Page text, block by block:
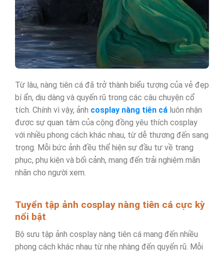
Từ lâu, nàng tiên cá đã trở thành biểu tượng của vẻ đẹp
bí ẩn, dịu dàng và quyến rũ trong các câu chuyện cổ
tích. Chính vì vậy, ảnh cosplay nàng tiên cáluôn nhận
được sự quan tâm của cộng đồng yêu thích cosplay
với nhiều phong cách khác nhau, từ dễ thương đến sang
trọng. Mỗi bức ảnh đều thể hiện sự đầu tư về trang
phục, phụ kiện và bối cảnh, mang đến trải nghiệm mãn
nhãn cho người xem.
Tuyển tập ảnh cosplay nàng tiên cá cực kỳ
nổi bật
Bộ sưu tập ảnh cosplay nàng tiên cá mang đến nhiều
phong cách khác nhau từ nhẹ nhàng đến quyến rũ. Mỗi